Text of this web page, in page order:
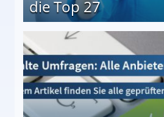
die Top 27